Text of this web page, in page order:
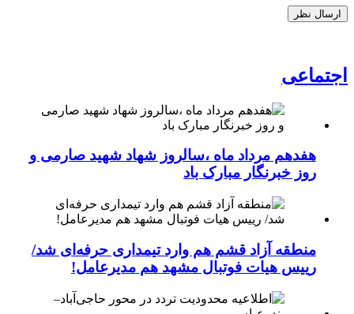
اجتماعی
هفدهم مرداد ماه ،سالروز شهاد شهید صارمی و
روز خبرنگار مبارک باد
منطقه آزاد قشم هم وارد تیمداری حرفه‌ای شد/
رییس هیات فوتبال مشهد هم مدیرعامل!